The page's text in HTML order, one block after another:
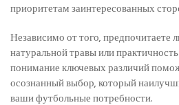
приоритетам заинтересованных
Независимо от того, предпочитаете
натуральной травы или практичность
понимание ключевых различий
осознанный выбор, который
ваши футбольные потребности.